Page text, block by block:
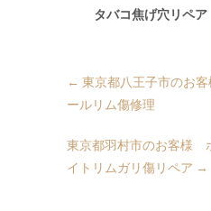
タバコ焦げ穴リペア
← 東京都八王子市のお
ールリム傷修理
東京都羽村市のお客様
イトリムガリ傷リペア →